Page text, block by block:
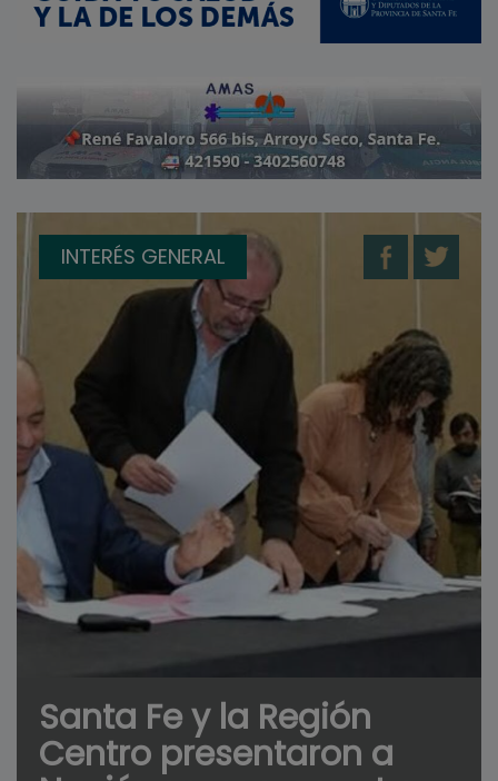
INTERÉS GENERAL
Santa Fe y la Región
Centro presentaron a